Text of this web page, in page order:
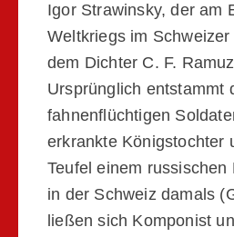
Igor Strawinsky, der am
Weltkriegs im
dem Dichter C. F.
Ursprünglich entstammt
fahnenflüchtigen
erkrankte Königstochter
Teufel einem russischen
in der Schweiz damals
ließen sich Komponist